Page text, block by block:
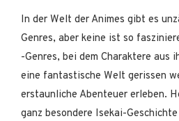
In der Welt der Animes gibt es
Genres, aber keine ist so
-Genres, bei dem Charaktere aus
eine fantastische Welt gerissen
erstaunliche Abenteuer erleben.
ganz besondere Isekai-